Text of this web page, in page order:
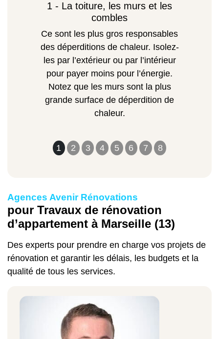
1 2 3 4 5 6 7 8
1 - La toiture, les murs et les
combles
Ce sont les plus gros responsables
des déperditions de chaleur. Isolez-
les par l’extérieur ou par l’intérieur
pour payer moins pour l’énergie.
Notez que les murs sont la plus
grande surface de déperdition de
chaleur.
Agences Avenir Rénovations
pour Travaux de rénovation
d’appartement à Marseille (13)
Des experts pour prendre en charge vos projets de
rénovation et garantir les délais, les budgets et la
qualité de tous les services.